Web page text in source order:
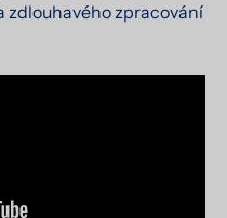
zdlouhavého zpracování